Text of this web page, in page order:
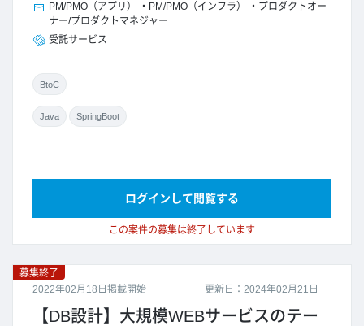
PM/PMO（アプリ） PM/PMO（インフラ）
プロダクトオー
ナー/プロダクトマネジャー
受託サービス
BtoC
Java SpringBoot
この案件の募集は終了しています
ログインして閲覧する
更新日：2024年02月21日
募集終了
2022年02月18日掲載開始
【DB設計】大規模WEBサービスのテー